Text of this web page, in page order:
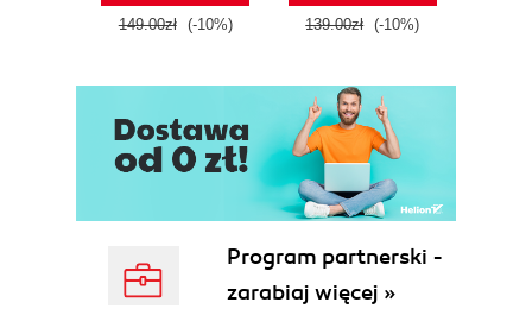
149.00zł (-10%) 139.00zł (-10%)
Program partnerski -
zarabiaj więcej »